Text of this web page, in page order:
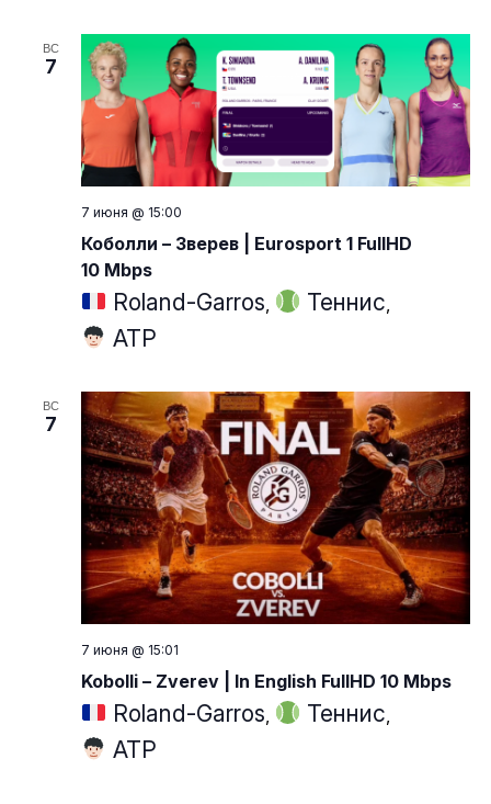
ВС
7
7 июня @ 15:00
Коболли – Зверев | Eurosport 1 FullHD
10 Mbps
Roland-Garros Теннис
ATP
ВС
7
7 июня @ 15:01
Kobolli – Zverev | In English FullHD 10 Mbps
Roland-Garros, Теннис,
ATP